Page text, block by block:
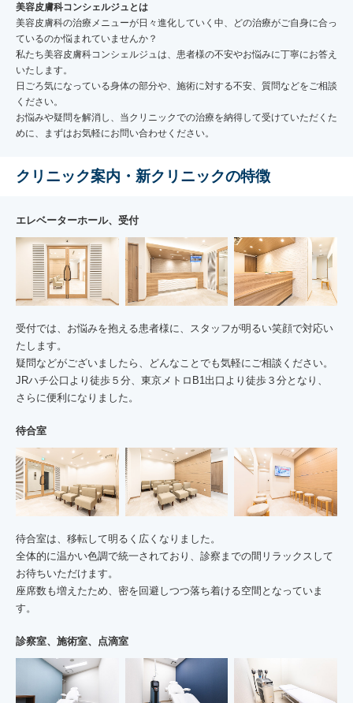
美容皮膚科コンシェルジュとは
美容皮膚科の治療メニューが日々進化していく中、どの治療がご自身に合っ
ているのか悩まれていませんか？
私たち美容皮膚科コンシェルジュは、患者様の不安やお悩みに丁寧にお答え
いたします。
日ごろ気になっている身体の部分や、施術に対する不安、質問などをご相談
ください。
お悩みや疑問を解消し、当クリニックでの治療を納得して受けていただくた
めに、まずはお気軽にお問い合わせください。
クリニック案内・新クリニックの特徴
エレベーターホール、受付
受付では、お悩みを抱える患者様に、スタッフが明るい笑顔で対応い
たします。
疑問などがございましたら、どんなことでも気軽にご相談ください。
JRハチ公口より徒歩５分、東京メトロB1出口より徒歩３分となり、
さらに便利になりました。
待合室
待合室は、移転して明るく広くなりました。
全体的に温かい色調で統一されており、診察までの間リラックスして
お待ちいただけます。
座席数も増えたため、密を回避しつつ落ち着ける空間となっていま
す。
診察室、施術室、点滴室